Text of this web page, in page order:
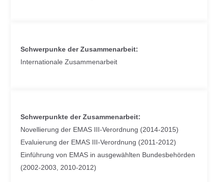
Schwerpunke der Zusammenarbeit:
Internationale Zusammenarbeit
Schwerpunkte der Zusammenarbeit:
Novellierung der EMAS III-Verordnung (2014-2015)
Evaluierung der EMAS III-Verordnung (2011-2012)
Einführung von EMAS in ausgewählten Bundesbehörden
(2002-2003, 2010-2012)